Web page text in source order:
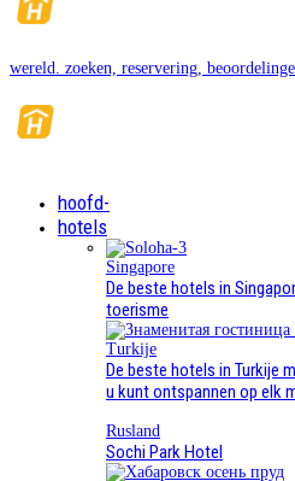
wereld. zoeken, reservering,
hoofd-
hotels
Singapore
De beste hotels in
toerisme
Turkije
De beste hotels in Turkije
u kunt ontspannen op elk
Rusland
Sochi Park Hotel